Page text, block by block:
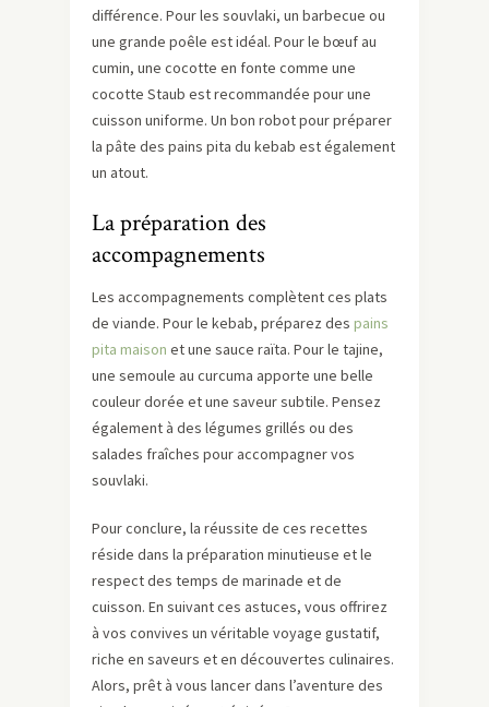
différence. Pour les souvlaki, un barbecue ou
une grande poêle est idéal. Pour le bœuf au
cumin, une cocotte en fonte comme une
cocotte Staub est recommandée pour une
cuisson uniforme. Un bon robot pour préparer
la pâte des pains pita du kebab est également
un atout.
La préparation des
accompagnements
Les accompagnements complètent ces plats
de viande. Pour le kebab, préparez des pains
pita maison et une sauce raïta. Pour le tajine,
une semoule au curcuma apporte une belle
couleur dorée et une saveur subtile. Pensez
également à des légumes grillés ou des
salades fraîches pour accompagner vos
souvlaki.
Pour conclure, la réussite de ces recettes
réside dans la préparation minutieuse et le
respect des temps de marinade et de
cuisson. En suivant ces astuces, vous offrirez
à vos convives un véritable voyage gustatif,
riche en saveurs et en découvertes culinaires.
Alors, prêt à vous lancer dans l’aventure des